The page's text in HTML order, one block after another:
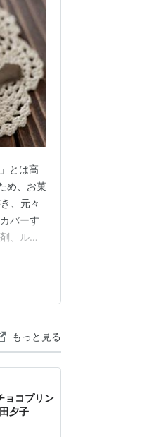
とは高
め、お菓
、元々
バーす
、ル・
いかが
もっと見る
ョコプリン
夕子